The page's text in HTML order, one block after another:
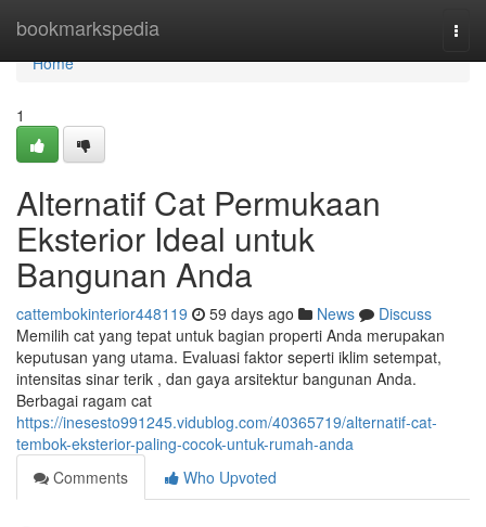
bookmarkspedia
Home
Home
1
Alternatif Cat Permukaan
Eksterior Ideal untuk
Bangunan Anda
cattembokinterior448119 59 days ago News
Discuss
Memilih cat yang tepat untuk bagian properti Anda merupakan
keputusan yang utama. Evaluasi faktor seperti iklim setempat,
intensitas sinar terik , dan gaya arsitektur bangunan Anda.
Berbagai ragam cat
https://inesesto991245.vidublog.com/40365719/alternatif-cat-
tembok-eksterior-paling-cocok-untuk-rumah-anda
Comments
Who Upvoted